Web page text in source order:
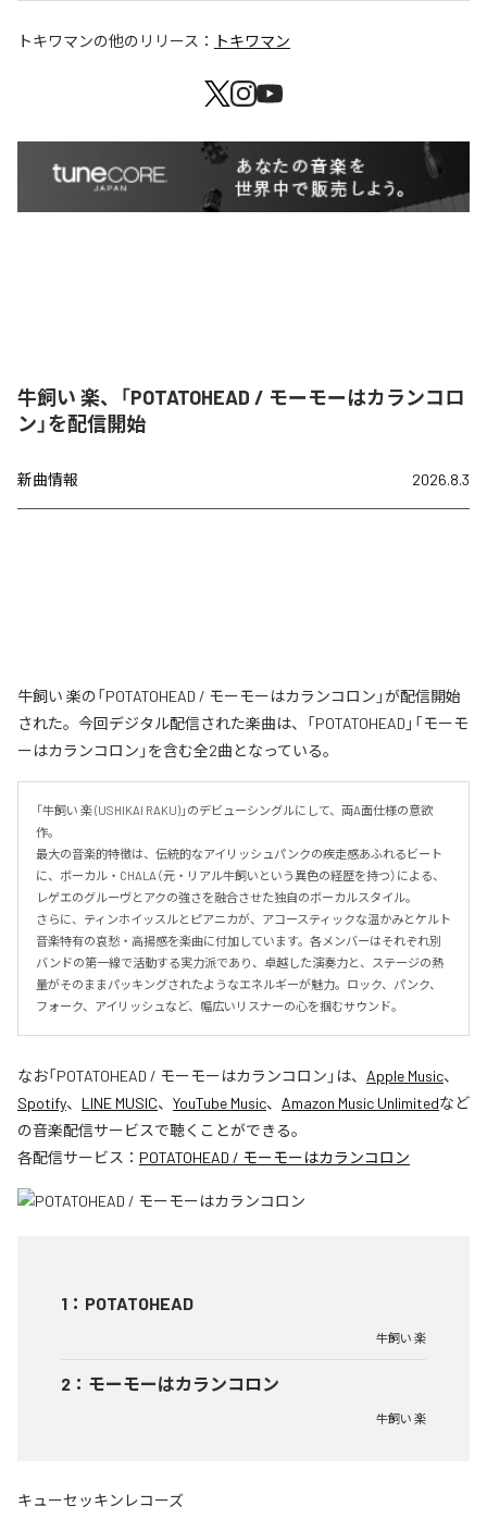
トキワマンの他のリリース： トキワマン
牛飼い 楽、「POTATOHEAD / モーモーはカランコロ
ン」を配信開始
新曲情報 2026.8.3
牛飼い 楽の「POTATOHEAD / モーモーはカランコロン」が配信開始
された。今回デジタル配信された楽曲は、「POTATOHEAD」「モーモ
ーはカランコロン」を含む全2曲となっている。
「牛飼い 楽 (USHIKAI RAKU)」のデビューシングルにして、両A面仕様の意欲
作。
最大の音楽的特徴は、伝統的なアイリッシュパンクの疾走感あふれるビート
に、ボーカル・CHALA（元・リアル牛飼いという異色の経歴を持つ）による、
レゲエのグルーヴとアクの強さを融合させた独自のボーカルスタイル。
さらに、ティンホイッスルとピアニカが、アコースティックな温かみとケルト
音楽特有の哀愁・高揚感を楽曲に付加しています。各メンバーはそれぞれ別
バンドの第一線で活動する実力派であり、卓越した演奏力と、ステージの熱
量がそのままパッキングされたようなエネルギーが魅力。ロック、パンク、
フォーク、アイリッシュなど、幅広いリスナーの心を掴むサウンド。
なお「POTATOHEAD / モーモーはカランコロン 」は、 Apple Music、
Spotify、 LINE MUSIC、 YouTube Music、 Amazon Music Unlimitedなど
の音楽配信サービスで聴くことができる。
各配信サービス： POTATOHEAD / モーモーはカランコロン
1 ： POTATOHEAD
牛飼い 楽
2 ： モーモーはカランコロン
牛飼い 楽
キューセッキンレコーズ